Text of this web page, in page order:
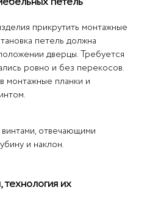
прикрутить монтажные
петель должна
дверцы. Требуется
ровно и без перекосов.
монтажные планки и
отвечающими
и наклон.
их